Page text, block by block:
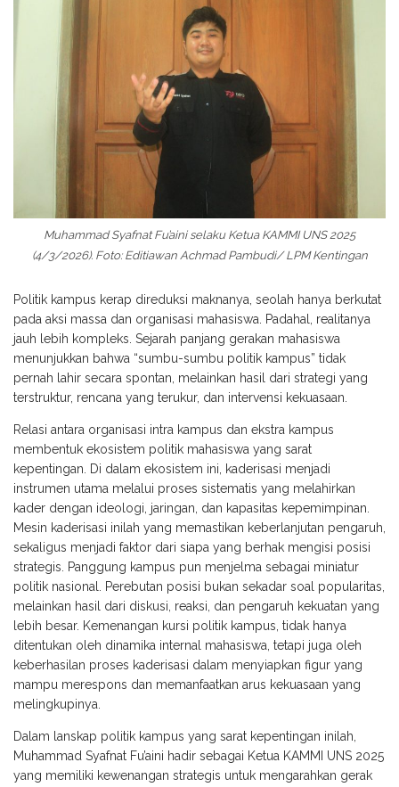
Muhammad Syafnat Fu’aini selaku Ketua KAMMI UNS 2025
(4/3/2026). Foto: Editiawan Achmad Pambudi/ LPM Kentingan
Politik kampus kerap direduksi maknanya, seolah hanya berkutat
pada aksi massa dan organisasi mahasiswa. Padahal, realitanya
jauh lebih kompleks. Sejarah panjang gerakan mahasiswa
menunjukkan bahwa “sumbu-sumbu politik kampus” tidak
pernah lahir secara spontan, melainkan hasil dari strategi yang
terstruktur, rencana yang terukur, dan intervensi kekuasaan.
Relasi antara organisasi intra kampus dan ekstra kampus
membentuk ekosistem politik mahasiswa yang sarat
kepentingan. Di dalam ekosistem ini, kaderisasi menjadi
instrumen utama melalui proses sistematis yang melahirkan
kader dengan ideologi, jaringan, dan kapasitas kepemimpinan.
Mesin kaderisasi inilah yang memastikan keberlanjutan pengaruh,
sekaligus menjadi faktor dari siapa yang berhak mengisi posisi
strategis. Panggung kampus pun menjelma sebagai miniatur
politik nasional. Perebutan posisi bukan sekadar soal popularitas,
melainkan hasil dari diskusi, reaksi, dan pengaruh kekuatan yang
lebih besar. Kemenangan kursi politik kampus, tidak hanya
ditentukan oleh dinamika internal mahasiswa, tetapi juga oleh
keberhasilan proses kaderisasi dalam menyiapkan figur yang
mampu merespons dan memanfaatkan arus kekuasaan yang
melingkupinya.
Dalam lanskap politik kampus yang sarat kepentingan inilah,
Muhammad Syafnat Fu’aini hadir sebagai Ketua KAMMI UNS 2025
yang memiliki kewenangan strategis untuk mengarahkan gerak